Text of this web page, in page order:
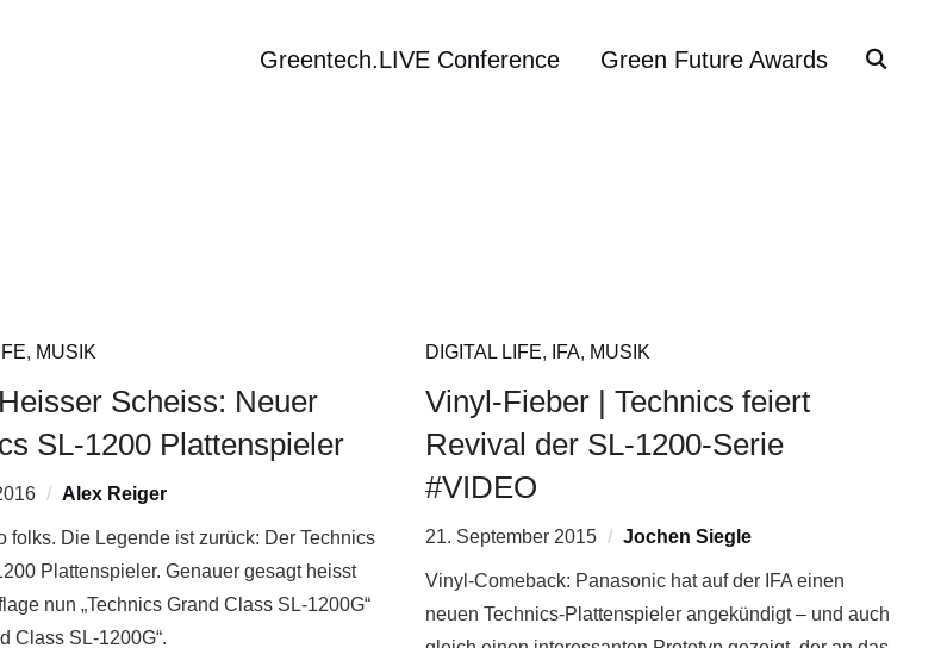
Greentech.LIVE Conference Green Future Awards
, MUSIK
Scheiss: Neuer
SL-1200 Plattenspieler
Alex Reiger
folks. Die Legende ist zurück: Der Technics
Plattenspieler. Genauer gesagt heisst
nun „Technics Grand Class SL-1200G“
Class SL-1200G“.
DIGITAL LIFE, IFA, MUSIK
Vinyl-Fieber | Technics feiert
Revival der SL-1200-Serie
#VIDEO
21. September 2015 Jochen Siegle
Vinyl-Comeback: Panasonic hat auf der IFA einen
neuen Technics-Plattenspieler angekündigt – und auch